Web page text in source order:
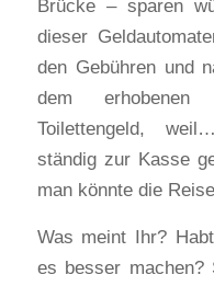
Brücke – sparen
dieser
den Gebühren und
dem
Toilettengeld,
ständig zur Kasse
man könnte die
Was meint Ihr?
es besser